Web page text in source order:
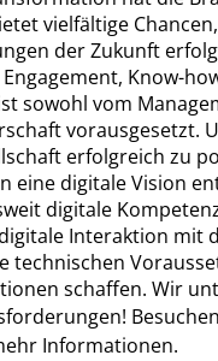
vielfältige
der Zukunft
Know-​
sowohl vom
vorausgesetzt.
erfolgreich zu
eine digitale Vision
digitale
Interaktion mit
technischen
schaffen. Wir
Informationen.